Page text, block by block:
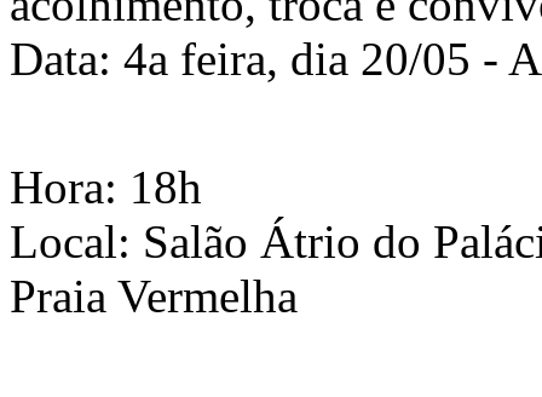
Data: 4a feira, dia 20/05 -
Hora: 18h
Local: Salão Átrio do
Praia Vermelha